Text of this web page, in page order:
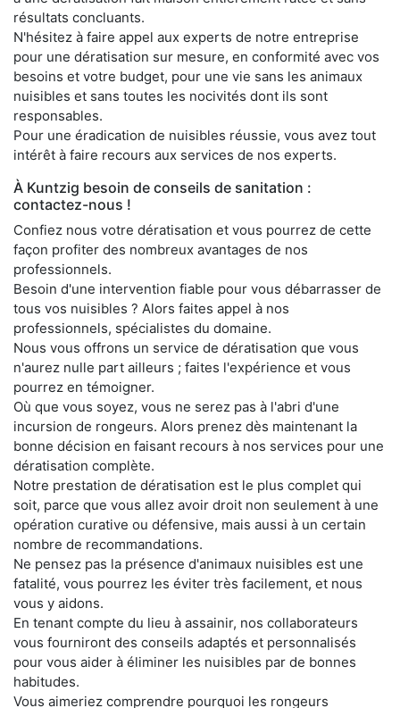
résultats concluants.
N'hésitez à faire appel aux experts de notre entreprise
pour une dératisation sur mesure, en conformité avec vos
besoins et votre budget, pour une vie sans les animaux
nuisibles et sans toutes les nocivités dont ils sont
responsables.
Pour une éradication de nuisibles réussie, vous avez tout
intérêt à faire recours aux services de nos experts.
À Kuntzig besoin de conseils de sanitation :
contactez-nous !
Confiez nous votre dératisation et vous pourrez de cette
façon profiter des nombreux avantages de nos
professionnels.
Besoin d'une intervention fiable pour vous débarrasser de
tous vos nuisibles ? Alors faites appel à nos
professionnels, spécialistes du domaine.
Nous vous offrons un service de dératisation que vous
n'aurez nulle part ailleurs ; faites l'expérience et vous
pourrez en témoigner.
Où que vous soyez, vous ne serez pas à l'abri d'une
incursion de rongeurs. Alors prenez dès maintenant la
bonne décision en faisant recours à nos services pour une
dératisation complète.
Notre prestation de dératisation est le plus complet qui
soit, parce que vous allez avoir droit non seulement à une
opération curative ou défensive, mais aussi à un certain
nombre de recommandations.
Ne pensez pas la présence d'animaux nuisibles est une
fatalité, vous pourrez les éviter très facilement, et nous
vous y aidons.
En tenant compte du lieu à assainir, nos collaborateurs
vous fourniront des conseils adaptés et personnalisés
pour vous aider à éliminer les nuisibles par de bonnes
habitudes.
Vous aimeriez comprendre pourquoi les rongeurs